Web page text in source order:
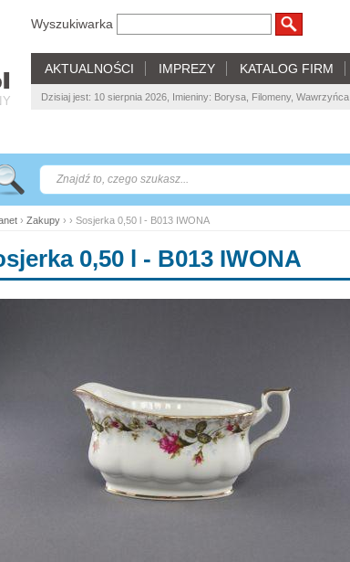
Wyszukiwarka
AKTUALNOŚCI IMPREZY KATALOG FIRM
Dzisiaj jest: 10 sierpnia 2026, Imieniny: Borysa, Filomeny, Wawrzyńca
› Zakupy › › Sosjerka 0,50 l - B013 IWONA
0,50 l - B013 IWONA